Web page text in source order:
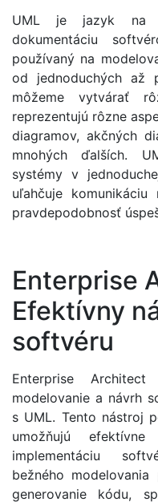
UML je jazyk na
dokumentáciu
používaný na
od jednoduchých až
môžeme vytvárať
reprezentujú rôzne
diagramov, akčných
mnohých ďalších.
systémy v
uľahčuje
pravdepodobnosť
Enterprise
Efektívny
softvéru
Enterprise
modelovanie a návrh
s UML. Tento nástroj
umožňujú
implementáciu
bežného
generovanie kódu,